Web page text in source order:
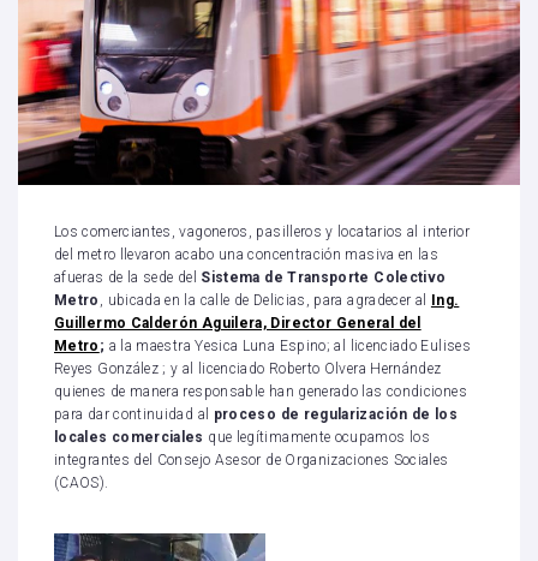
Los comerciantes, vagoneros, pasilleros y locatarios al interior
del metro llevaron acabo una concentración masiva en las
afueras de la sede del Sistema de Transporte Colectivo
Metro , ubicada en la calle de Delicias, para agradecer al
Ing.
Guillermo Calderón Aguilera, Director General del
Metro ; a la maestra Yesica Luna Espino; al licenciado Eulises
Reyes González ; y al licenciado Roberto Olvera Hernández
quienes de manera responsable han generado las condiciones
para dar continuidad al proceso de regularización de los
locales comerciales que legítimamente ocupamos los
integrantes del Consejo Asesor de Organizaciones Sociales
(CAOS).